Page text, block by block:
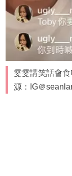
雯雯講笑話會
源：IG＠